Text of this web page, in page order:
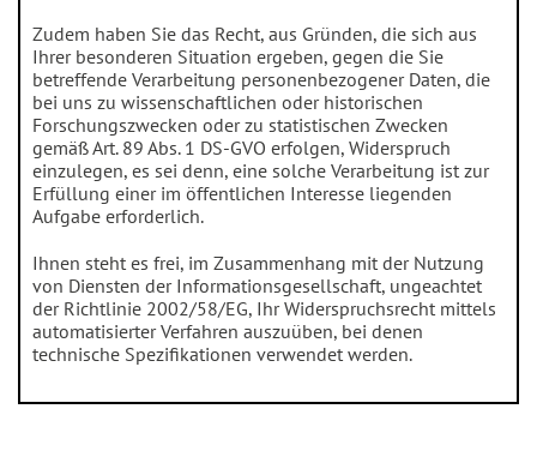
Zudem haben Sie das Recht, aus Gründen, die sich aus
Ihrer besonderen Situation ergeben, gegen die Sie
betreffende Verarbeitung personenbezogener Daten, die
bei uns zu wissenschaftlichen oder historischen
Forschungszwecken oder zu statistischen Zwecken
gemäß Art. 89 Abs. 1 DS-GVO erfolgen, Widerspruch
einzulegen, es sei denn, eine solche Verarbeitung ist zur
Erfüllung einer im öffentlichen Interesse liegenden
Aufgabe erforderlich.
Ihnen steht es frei, im Zusammenhang mit der Nutzung
von Diensten der Informationsgesellschaft, ungeachtet
der Richtlinie 2002/58/EG, Ihr Widerspruchsrecht mittels
automatisierter Verfahren auszuüben, bei denen
technische Spezifikationen verwendet werden.